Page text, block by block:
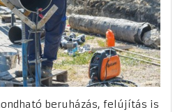
beruházás, felújítás is